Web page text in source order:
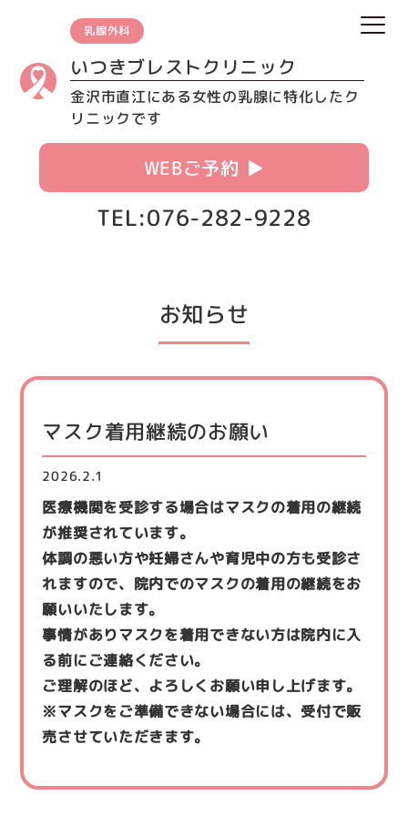
乳腺外科
いつきブレストクリニック
金沢市直江にある女性の乳腺に特化したク
リニックです
WEBご予約 ▶︎
TEL:076-282-9228
お知らせ
マスク着用継続のお願い
2026.2.1
医療機関を受診する場合はマスクの着用の継続
が推奨されています。
体調の悪い方や妊婦さんや育児中の方も受診さ
れますので、院内でのマスクの着用の継続をお
願いいたします。
事情がありマスクを着用できない方は院内に入
る前にご連絡ください。
ご理解のほど、よろしくお願い申し上げます。
※マスクをご準備できない場合には、受付で販
売させていただきます。